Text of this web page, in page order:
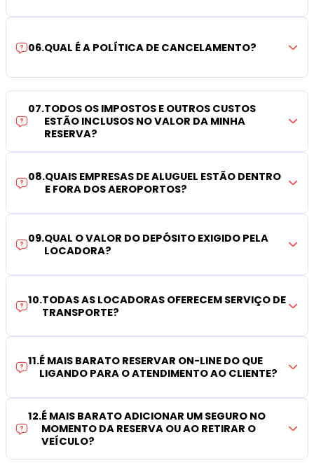
06.QUAL É A POLÍTICA DE CANCELAMENTO?
07.TODOS OS IMPOSTOS E OUTROS CUSTOS
ESTÃO INCLUSOS NO VALOR DA MINHA
RESERVA?
08.QUAIS EMPRESAS DE ALUGUEL ESTÃO DENTRO
E FORA DOS AEROPORTOS?
09.QUAL O VALOR DO DEPÓSITO EXIGIDO PELA
LOCADORA?
10.TODAS AS LOCADORAS OFERECEM SERVIÇO DE
TRANSPORTE?
11.É MAIS BARATO RESERVAR ON-LINE DO QUE
LIGANDO PARA O ATENDIMENTO AO CLIENTE?
12.É MAIS BARATO ADICIONAR UM SEGURO NO
MOMENTO DA RESERVA OU AO RETIRAR O
VEÍCULO?